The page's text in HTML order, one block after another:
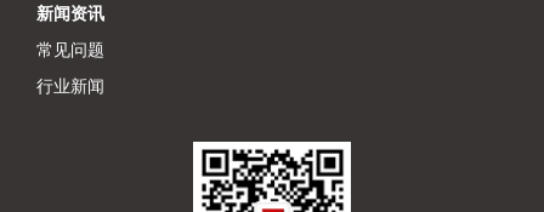
新闻资讯
常见问题
行业新闻